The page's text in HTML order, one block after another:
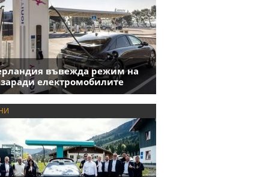
въвежда режим на
заради електромобилите